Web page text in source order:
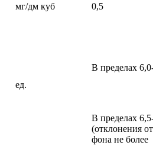
мг/дм куб 0,5
ед.
В пределах
В пределах
(отклонения от
фона не более